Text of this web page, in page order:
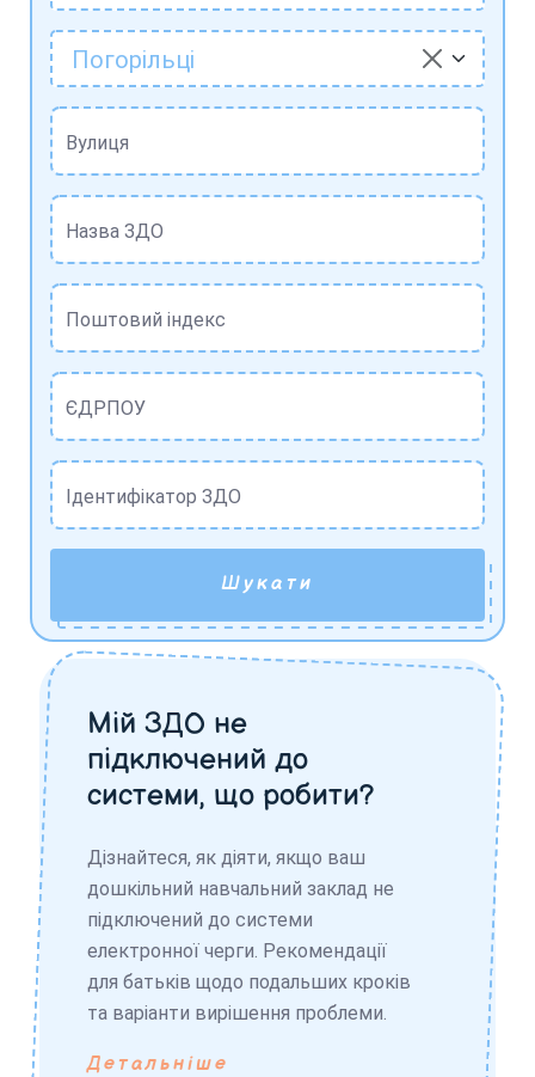
Погорільці
Вулиця
Назва ЗДО
Поштовий індекс
ЄДРПОУ
Ідентифікатор ЗДО
Шукати
Мій ЗДО не
підключений до
системи, що робити?
Дізнайтеся, як діяти, якщо ваш
дошкільний навчальний заклад не
підключений до системи
електронної черги. Рекомендації
для батьків щодо подальших кроків
та варіанти вирішення проблеми.
Детальніше